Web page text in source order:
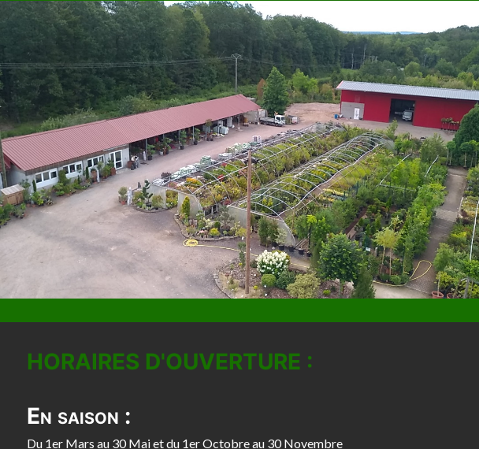
HORAIRES D'OUVERTURE :
En saison :
Du 1er Mars au 30 Mai et du 1er Octobre au 30 Novembre